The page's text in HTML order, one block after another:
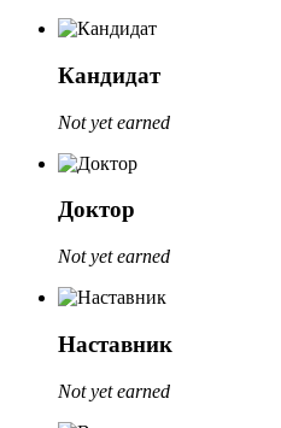
Кандидат
Not yet earned
Доктор
Not yet earned
Наставник
Not yet earned